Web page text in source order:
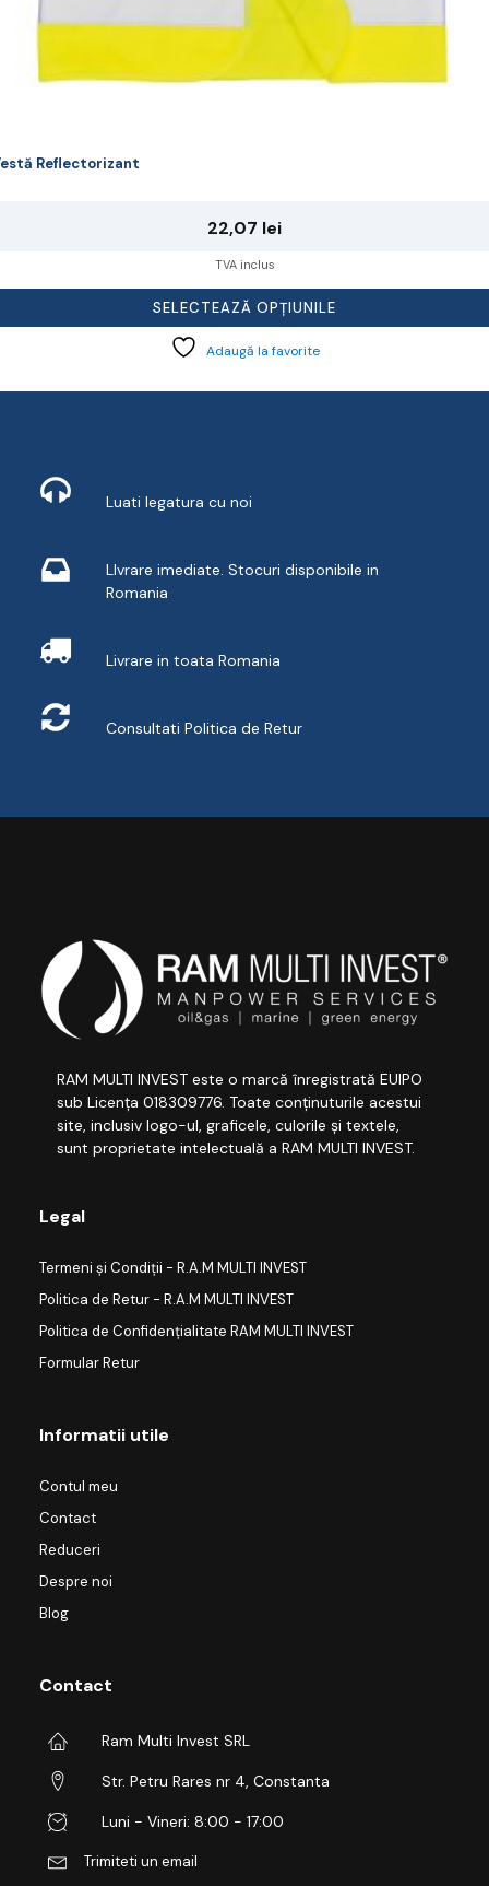
Reflectorizant
22,07 lei
TVA inclus
SELECTEAZĂ OPȚIUNILE
Adaugă la favorite
Luati legatura cu noi
LIvrare imediate. Stocuri disponibile in
Romania
Livrare in toata Romania
Consultati Politica de Retur
RAM MULTI INVEST este o marcă înregistrată EUIPO
sub Licența 018309776. Toate conținuturile acestui
site, inclusiv logo-ul, graficele, culorile și textele,
sunt proprietate intelectuală a RAM MULTI INVEST.
Legal
Termeni și Condiții - R.A.M MULTI INVEST
Politica de Retur - R.A.M MULTI INVEST
Politica de Confidențialitate RAM MULTI INVEST
Formular Retur
Informatii utile
Contul meu
Contact
Reduceri
Despre noi
Blog
Contact
Ram Multi Invest SRL
Str. Petru Rares nr 4, Constanta
Luni - Vineri: 8:00 - 17:00
Trimiteti un email